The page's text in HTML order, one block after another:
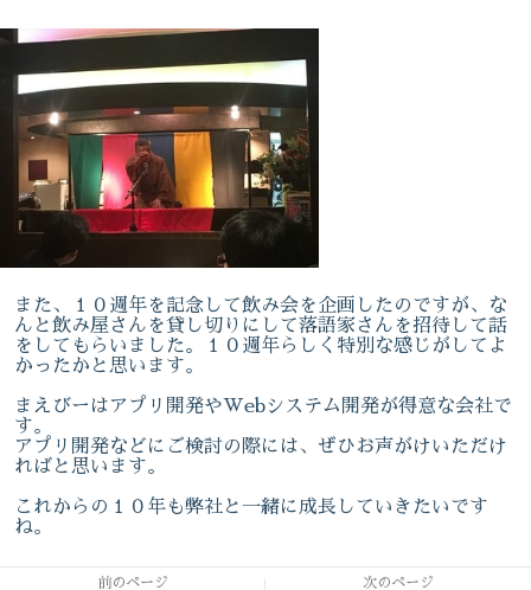
また、１０週年を記念して飲み会を企画したのですが、な
んと飲み屋さんを貸し切りにして落語家さんを招待して話
をしてもらいました。１０週年らしく特別な感じがしてよ
かったかと思います。
まえびーはアプリ開発やWebシステム開発が得意な会社で
す。
アプリ開発などにご検討の際には、ぜひお声がけいただけ
ればと思います。
これからの１０年も弊社と一緒に成長していきたいです
ね。
前のページ 次のページ